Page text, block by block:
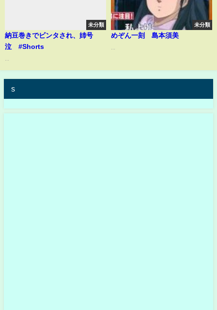
未分類
納豆巻きでビンタされ、姉号
泣 #Shorts
未分類
めぞん一刻 島本須美
s